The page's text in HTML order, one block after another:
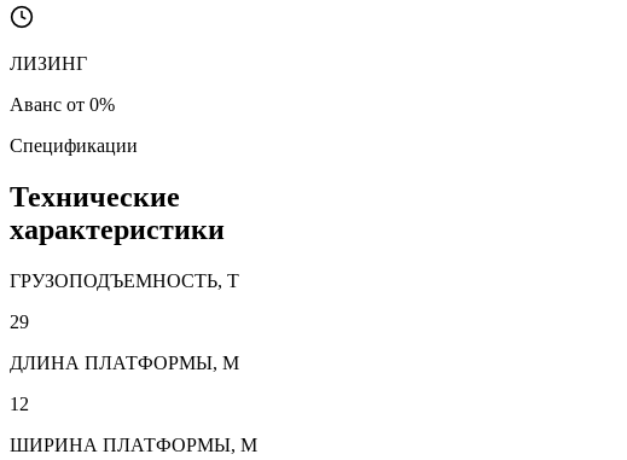
ЛИЗИНГ
Аванс от 0%
Спецификации
Технические
характеристики
ГРУЗОПОДЪЕМНОСТЬ, Т
29
ДЛИНА ПЛАТФОРМЫ, М
12
ШИРИНА ПЛАТФОРМЫ, М